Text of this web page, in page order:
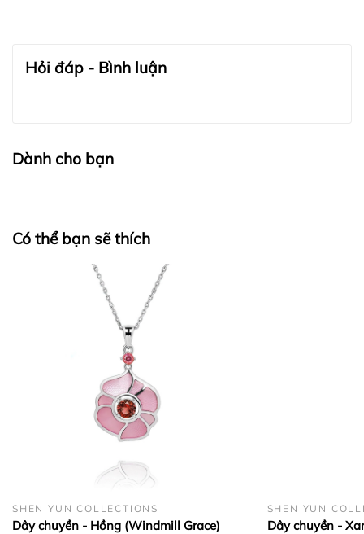
BẢO QUẢN LỤA VÀ CASHMERE:
Hỏi đáp - Bình luận
Dành cho bạn
Có thể bạn sẽ thích
SHEN YUN COLLECTIONS
Dây chuyền - Hồng (Windmill Grace)
SHEN YUN
Dây chuyền -